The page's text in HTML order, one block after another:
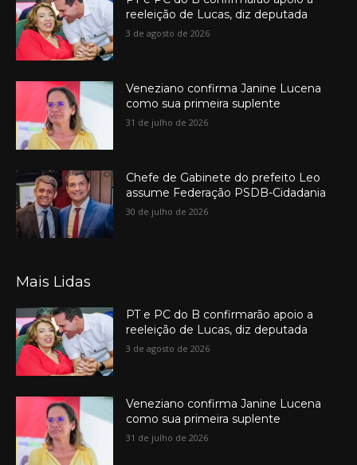
reeleição de Lucas, diz deputada
3 de agosto de 2026
Veneziano confirma Janine Lucena
como sua primeira suplente
31 de julho de 2026
Chefe de Gabinete do prefeito Leo
assume Federação PSDB-Cidadania
30 de julho de 2026
Mais Lidas
PT e PC do B confirmarão apoio a
reeleição de Lucas, diz deputada
3 de agosto de 2026
Veneziano confirma Janine Lucena
como sua primeira suplente
31 de julho de 2026